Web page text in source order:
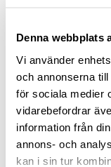
Denna webbplats
Vi använder
och annonserna
för sociala medier
vidarebefordrar
information från
annons- och
kan i sin tur
HULTAFORS
MÄRKMÄTARE
TALMETER
hp-78943